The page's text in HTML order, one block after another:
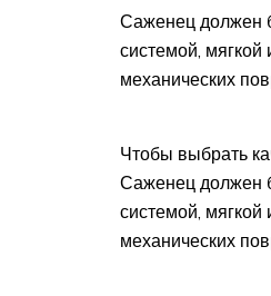
Саженец должен
системой, мягкой
механических
Чтобы выбрать
Саженец должен
системой, мягкой
механических